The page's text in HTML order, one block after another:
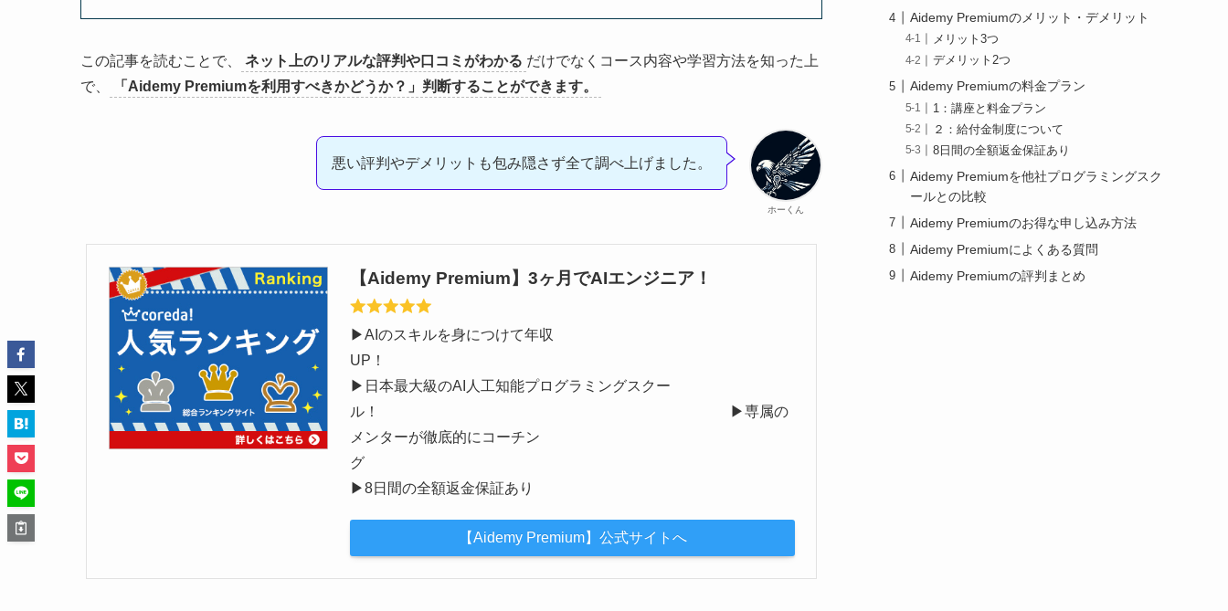
この記事を読むことで、 ネット上のリアルな評判や口コミがわかる だけでなくコース内容や学習方法を知った上
で、
「Aidemy Premiumを利用すべきかどうか？」判断することができます。
ホーくん
悪い評判やデメリットも包み隠さず全て調べ上げました。
【Aidemy Premium】3ヶ月でAIエンジニア！
▶︎AIのスキルを身につけて年収
UP！
▶︎日本最大級のAI人工知能プログラミングスクー
ル！ ▶︎専属の
メンターが徹底的にコーチン
グ
▶︎8日間の全額返金保証あり
【Aidemy Premium】公式サイトへ
Aidemy Premiumのメリット・デメリット
メリット3つ
デメリット2つ
Aidemy Premiumの料金プラン
1：講座と料金プラン
２：給付金制度について
8日間の全額返金保証あり
Aidemy Premiumを他社プログラミングスク
ールとの比較
Aidemy Premiumのお得な申し込み方法
Aidemy Premiumによくある質問
Aidemy Premiumの評判まとめ